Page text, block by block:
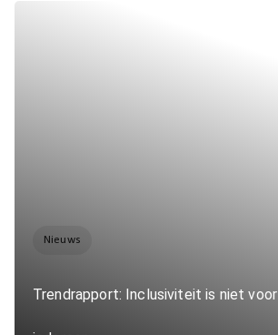
Nieuws
Trendrapport: Inclusiviteit is niet voor